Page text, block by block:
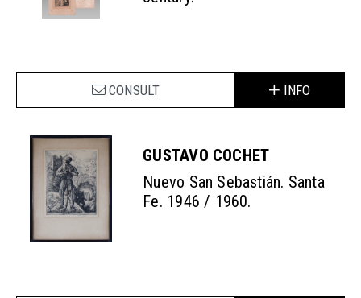
CONSULT INFO
GUSTAVO COCHET
Nuevo San Sebastián. Santa
Fe. 1946 / 1960.